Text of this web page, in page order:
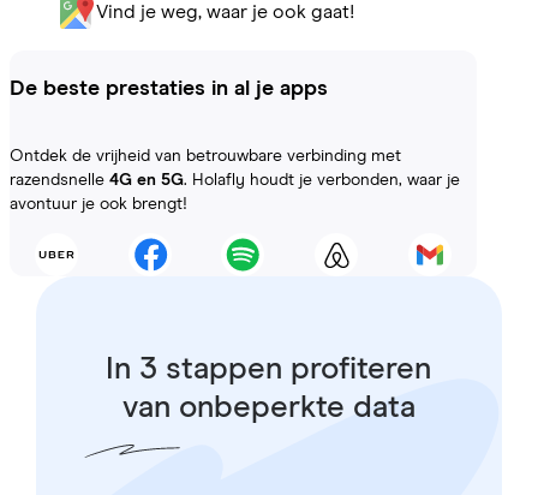
Vind je weg, waar je ook gaat!
De beste prestaties in al je apps
Ontdek de vrijheid van betrouwbare verbinding met
razendsnelle 4G en 5G. Holafly houdt je verbonden, waar je
avontuur je ook brengt!
In 3 stappen profiteren
van onbeperkte data